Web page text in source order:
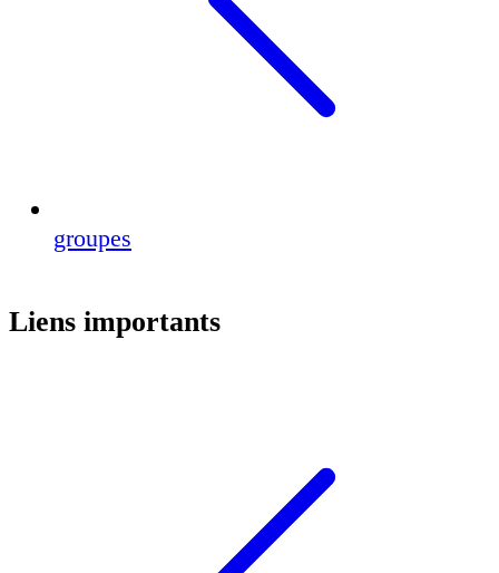
groupes
Liens importants